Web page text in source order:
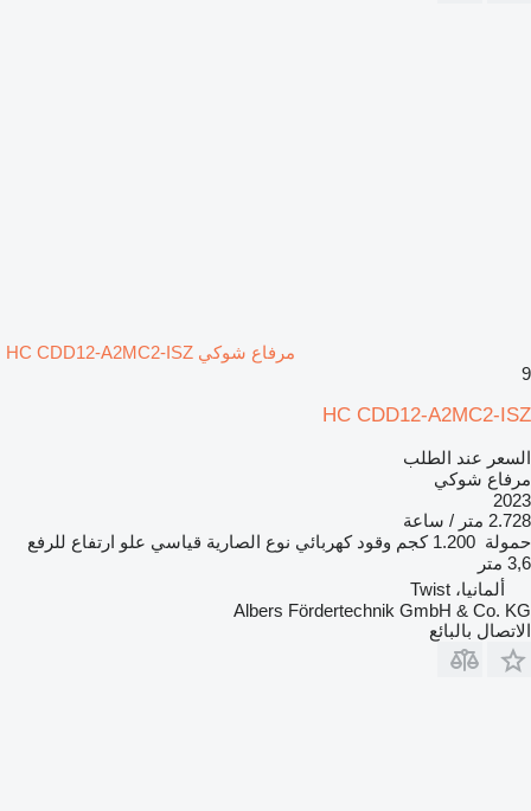
مرفاع شوكي HC CDD12-A2MC2-ISZ
9
HC CDD12-A2MC2-ISZ
السعر عند الطلب
مرفاع شوكي
2023
2.728 متر / ساعة
حمولة 1.200 كجم وقود كهربائي نوع الصارية قياسي علو ارتفاع للرفع
3,6 متر
ألمانيا، Twist
Albers Fördertechnik GmbH & Co. KG
الاتصال بالبائع